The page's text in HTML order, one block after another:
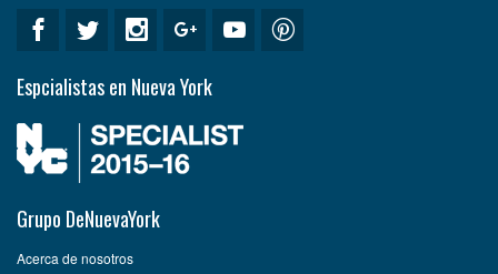
Espcialistas en Nueva York
Grupo DeNuevaYork
Acerca de nosotros